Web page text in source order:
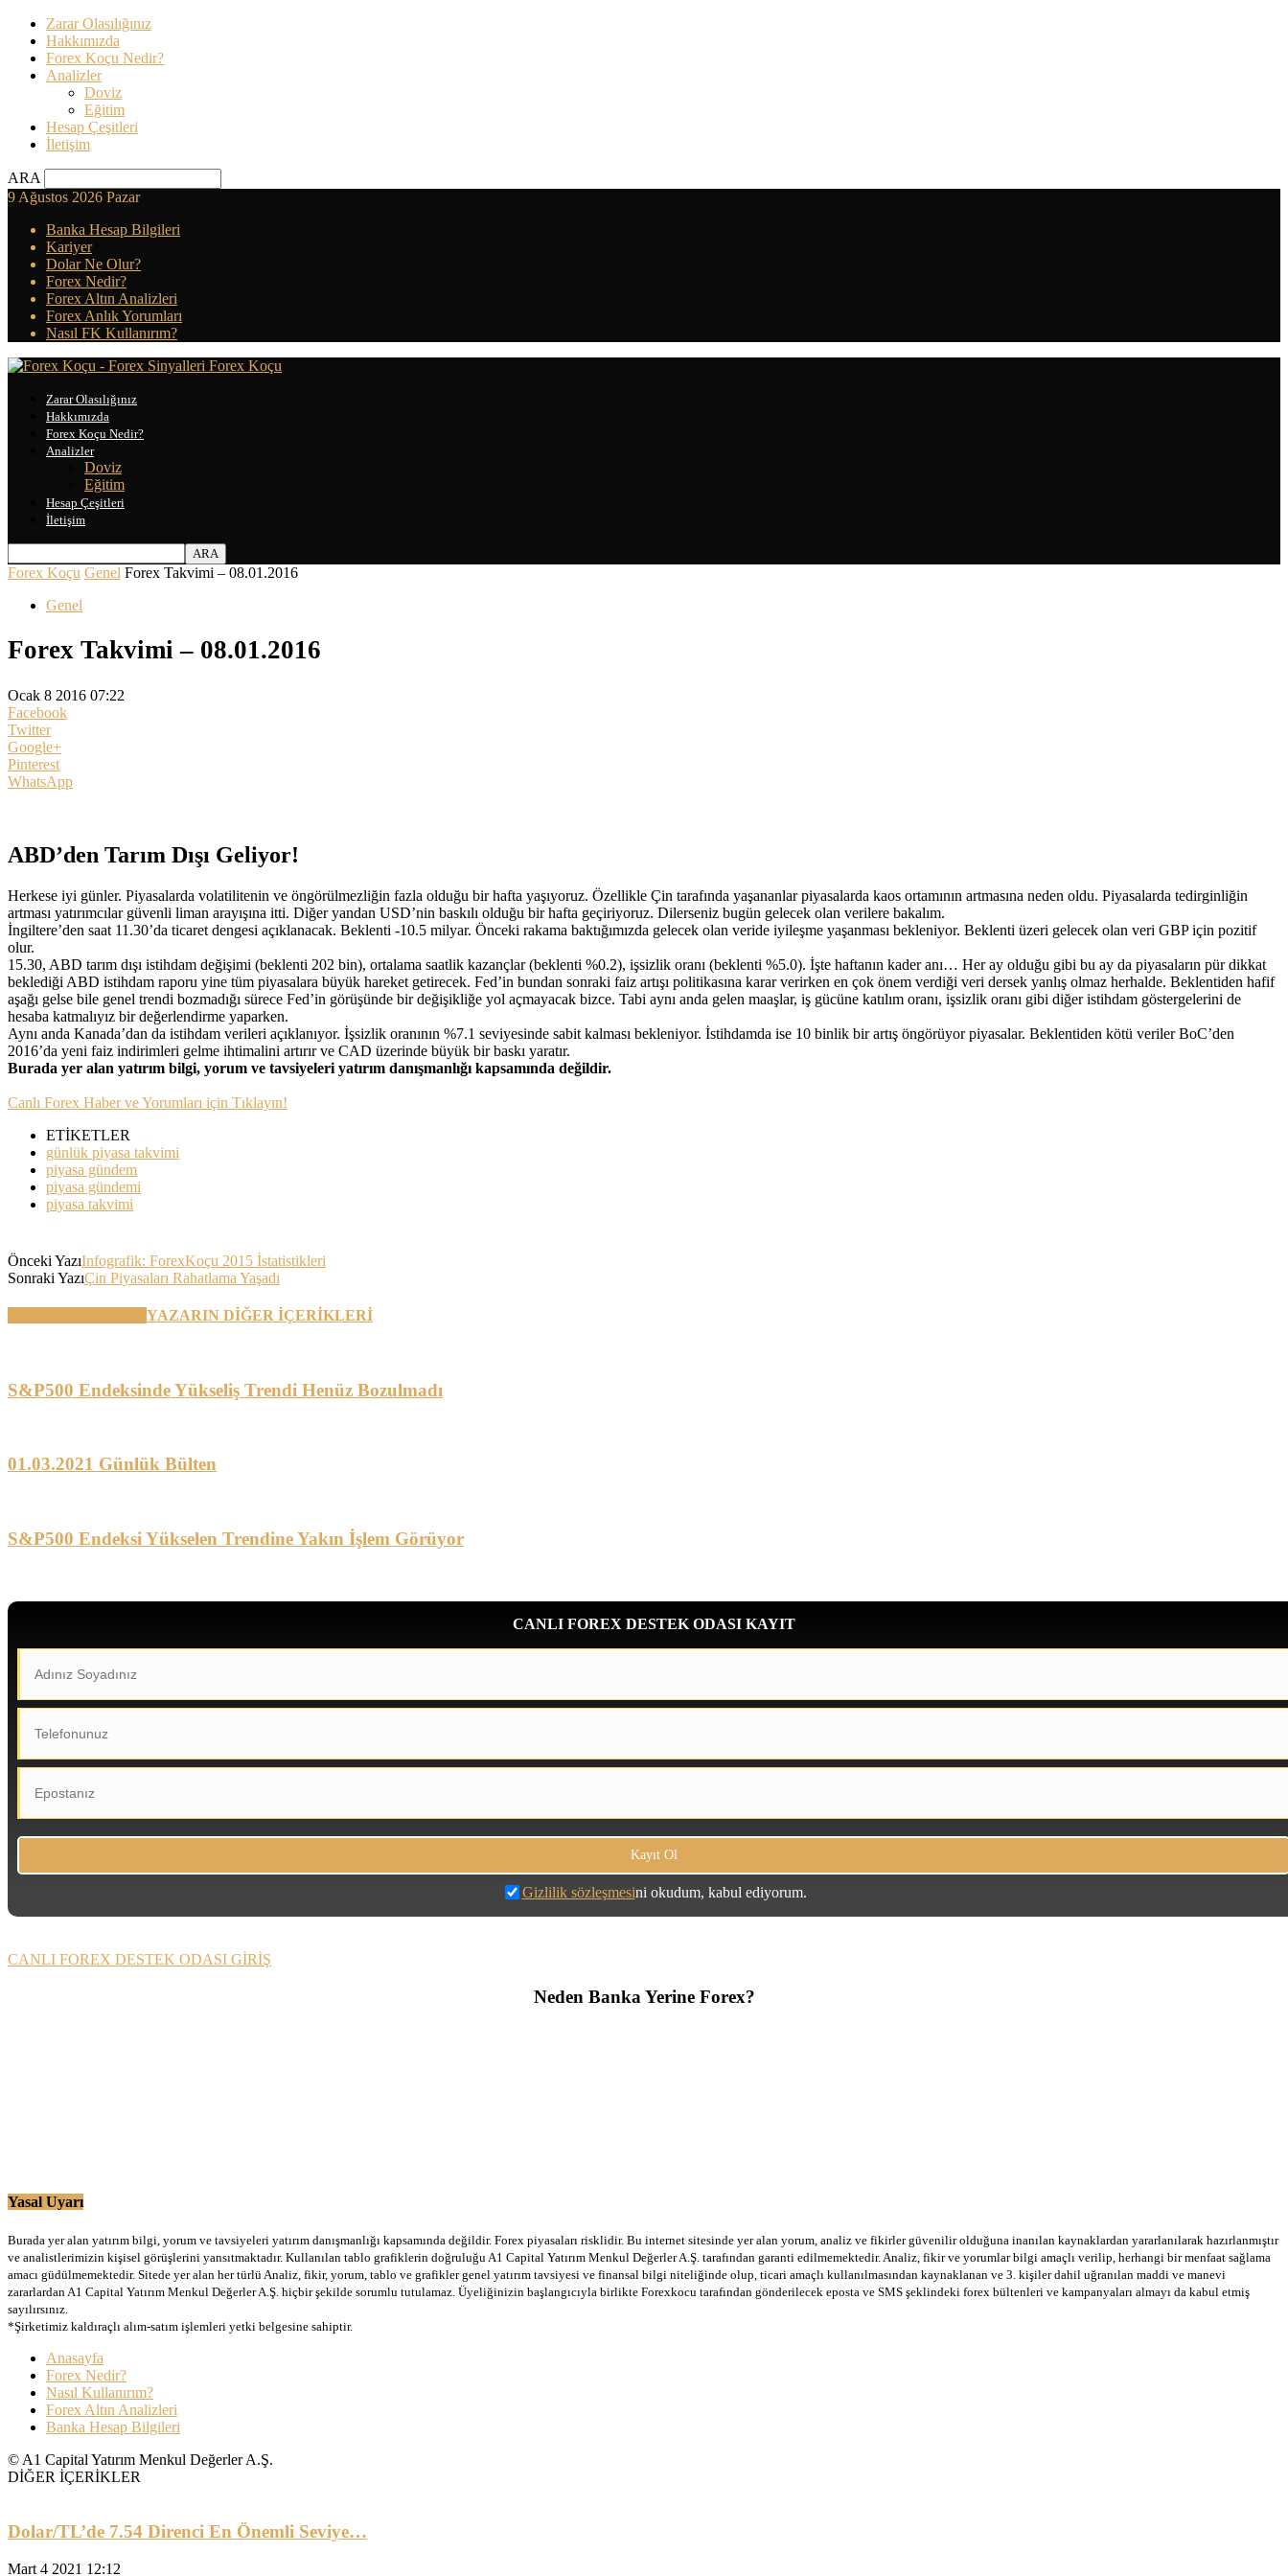
Zarar Olasılığınız
Hakkımızda
Forex Koçu Nedir?
Analizler
Doviz
Eğitim
Hesap Çeşitleri
İletişim
ARA
9 Ağustos 2026 Pazar
Banka Hesap Bilgileri
Kariyer
Dolar Ne Olur?
Forex Nedir?
Forex Altın Analizleri
Forex Anlık Yorumları
Nasıl FK Kullanırım?
Forex Koçu
Zarar Olasılığınız
Hakkımızda
Forex Koçu Nedir?
Analizler
Doviz
Eğitim
Hesap Çeşitleri
İletişim
Forex Koçu Genel Forex Takvimi – 08.01.2016
Genel
Forex Takvimi – 08.01.2016
Ocak 8 2016 07:22
Facebook
Twitter
Google+
Pinterest
WhatsApp
ABD’den Tarım Dışı Geliyor!
Herkese iyi günler. Piyasalarda volatilitenin ve öngörülmezliğin fazla olduğu bir hafta yaşıyoruz. Özellikle Çin tarafında yaşananlar piyasalarda kaos ortamının artmasına neden oldu. Piyasalarda tedirginliğin
artması yatırımcılar güvenli liman arayışına itti. Diğer yandan USD’nin baskılı olduğu bir hafta geçiriyoruz. Dilerseniz bugün gelecek olan verilere bakalım.
İngiltere’den saat 11.30’da ticaret dengesi açıklanacak. Beklenti -10.5 milyar. Önceki rakama baktığımızda gelecek olan veride iyileşme yaşanması bekleniyor. Beklenti üzeri gelecek olan veri GBP için pozitif
olur.
15.30, ABD tarım dışı istihdam değişimi (beklenti 202 bin), ortalama saatlik kazançlar (beklenti %0.2), işsizlik oranı (beklenti %5.0). İşte haftanın kader anı… Her ay olduğu gibi bu ay da piyasaların pür dikkat
beklediği ABD istihdam raporu yine tüm piyasalara büyük hareket getirecek. Fed’in bundan sonraki faiz artışı politikasına karar verirken en çok önem verdiği veri dersek yanlış olmaz herhalde. Beklentiden hafif
aşağı gelse bile genel trendi bozmadığı sürece Fed’in görüşünde bir değişikliğe yol açmayacak bizce. Tabi aynı anda gelen maaşlar, iş gücüne katılım oranı, işsizlik oranı gibi diğer istihdam göstergelerini de
hesaba katmalıyız bir değerlendirme yaparken.
Aynı anda Kanada’dan da istihdam verileri açıklanıyor. İşsizlik oranının %7.1 seviyesinde sabit kalması bekleniyor. İstihdamda ise 10 binlik bir artış öngörüyor piyasalar. Beklentiden kötü veriler BoC’den
2016’da yeni faiz indirimleri gelme ihtimalini artırır ve CAD üzerinde büyük bir baskı yaratır.
Burada yer alan yatırım bilgi, yorum ve tavsiyeleri yatırım danışmanlığı kapsamında değildir.
Canlı Forex Haber ve Yorumları için Tıklayın!
ETİKETLER
günlük piyasa takvimi
piyasa gündem
piyasa gündemi
piyasa takvimi
Önceki YazıInfografik: ForexKoçu 2015 İstatistikleri
Sonraki YazıÇin Piyasaları Rahatlama Yaşadı
YAZARIN DİĞER İÇERİKLERİ
S&P500 Endeksinde Yükseliş Trendi Henüz Bozulmadı
01.03.2021 Günlük Bülten
S&P500 Endeksi Yükselen Trendine Yakın İşlem Görüyor
CANLI FOREX DESTEK ODASI KAYIT
Gizlilik sözleşmesini okudum, kabul ediyorum.
CANLI FOREX DESTEK ODASI GİRİŞ
Neden Banka Yerine Forex?
Yasal Uyarı
Burada yer alan yatırım bilgi, yorum ve tavsiyeleri yatırım danışmanlığı kapsamında değildir. Forex piyasaları risklidir. Bu internet sitesinde yer alan yorum, analiz ve fikirler güvenilir olduğuna inanılan kaynaklardan yararlanılarak hazırlanmıştır
ve analistlerimizin kişisel görüşlerini yansıtmaktadır. Kullanılan tablo grafiklerin doğruluğu A1 Capital Yatırım Menkul Değerler A.Ş. tarafından garanti edilmemektedir. Analiz, fikir ve yorumlar bilgi amaçlı verilip, herhangi bir menfaat sağlama
amacı güdülmemektedir. Sitede yer alan her türlü Analiz, fikir, yorum, tablo ve grafikler genel yatırım tavsiyesi ve finansal bilgi niteliğinde olup, ticari amaçlı kullanılmasından kaynaklanan ve 3. kişiler dahil uğranılan maddi ve manevi
zararlardan A1 Capital Yatırım Menkul Değerler A.Ş. hiçbir şekilde sorumlu tutulamaz. Üyeliğinizin başlangıcıyla birlikte Forexkocu tarafından gönderilecek eposta ve SMS şeklindeki forex bültenleri ve kampanyaları almayı da kabul etmiş
sayılırsınız.
*Şirketimiz kaldıraçlı alım-satım işlemleri yetki belgesine sahiptir.
Anasayfa
Forex Nedir?
Nasıl Kullanırım?
Forex Altın Analizleri
Banka Hesap Bilgileri
© A1 Capital Yatırım Menkul Değerler A.Ş.
DİĞER İÇERİKLER
Dolar/TL’de 7.54 Direnci En Önemli Seviye…
Mart 4 2021 12:12